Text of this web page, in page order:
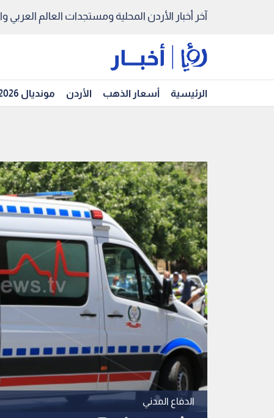
آخر أخبار الأردن المحلية ومستجدات العالم العربي
الرئيسية أسعار الذهب الأردن مونديال 2026
الدفاع المدني